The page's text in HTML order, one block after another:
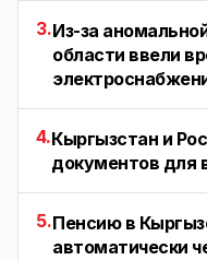
3.Из-за
области ввели
4.Кыргызстан и
документов для
5.Пенсию в
автоматически